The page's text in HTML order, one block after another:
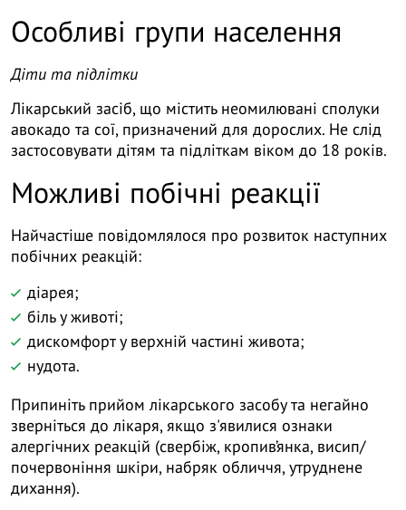
Особливі групи населення
Діти та підлітки
Лікарський засіб, що містить неомилювані сполуки
авокадо та сої, призначений для дорослих. Не слід
застосовувати дітям та підліткам віком до 18 років.
Можливі побічні реакції
Найчастіше повідомлялося про розвиток наступних
побічних реакцій:
діарея;
біль у животі;
дискомфорт у верхній частині живота;
нудота.
Припиніть прийом лікарського засобу та негайно
зверніться до лікаря, якщо з'явилися ознаки
алергічних реакцій (свербіж, кропив’янка, висип/
почервоніння шкіри, набряк обличчя, утруднене
дихання).